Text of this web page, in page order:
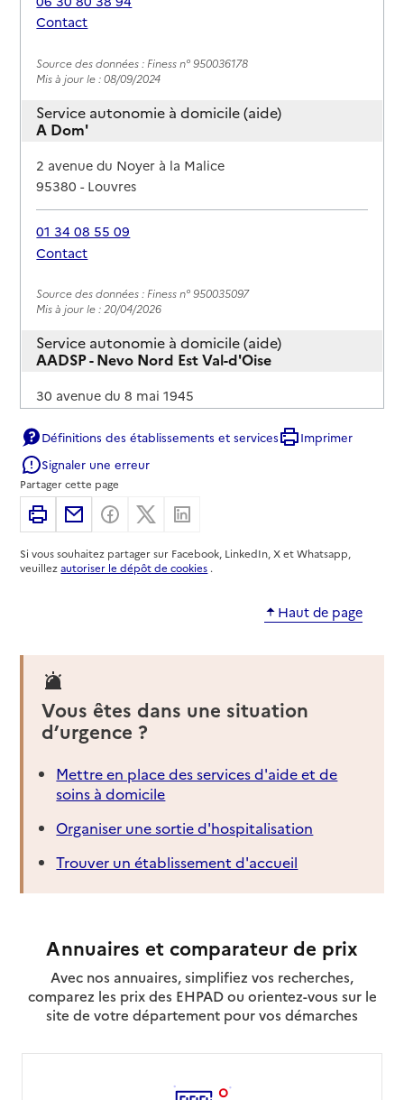
Contact
Source des données : Finess n° 950036178
Mis à jour le : 08/09/2024
Service autonomie à domicile (aide)
A Dom'
Adresse
2 avenue du Noyer à la Malice
95380-Louvres
01 34 08 55 09
Contact
Source des données : Finess n° 950035097
Mis à jour le : 20/04/2026
Service autonomie à domicile (aide)
AADSP - Nevo Nord Est Val-d'Oise
Adresse
30 avenue du 8 mai 1945
01 34 33 83 00
Contact
Rapport HAS
Source des données : Finess n° 950037762
Service autonomie à domicile (aide)
01 34 22 02 44
Contact
Rapport HAS
Mis à jour le : 19/11/2024
Service autonomie à domicile (aide)
AADSP CEVAL
Adresse
38 rue de la Station
Source des données : Finess n° 950043786
Mis à jour le : 08/09/2024
Service autonomie à domicile (aide)
AADSP SOVON
Définitions des établissements et services
Imprimer
Signaler une erreur
Partager cette page
ImprimerPartager par email
Partager sur Facebook
Partager sur X
Si vous souhaitez partager sur Facebook, LinkedIn, X et Whatsapp,
veuillezautoriser le dépôt de cookies .
Haut de page
Vous êtes dans une situation
d’urgence ?
Mettre en place des services d'aide et de
soins à domicile
Organiser une sortie d'hospitalisation
Trouver un établissement d'accueil
Annuaires et comparateur de prix
Avec nos annuaires, simplifiez vos recherches,
comparez les prix des EHPAD ou orientez-vous sur le
site de votre département pour vos démarches